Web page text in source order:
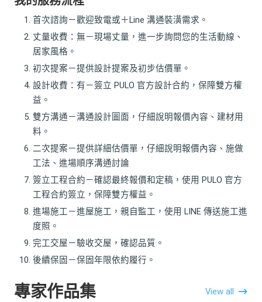
首次諮詢－歡迎致電或＋Line 溝通裝潢需求。
丈量收費：無－現場丈量，進一步詢問您的生活動線、
居家風格。
初次提案－提供設計提案及初步估價單。
設計收費：有－簽立 PULO 官方設計合約，保障雙方權
益。
雙方溝通－溝通設計圖面，仔細說明報價內容、建材用
料。
二次提案－提供詳細估價單，仔細說明報價內容、施做
工法、進場順序溝通討論
簽立工程合約－確認最終報價和定稿，使用 PULO 官方
工程合約簽立，保障雙方權益。
進場施工－進屋施工，親自監工，使用 LINE 傳送施工進
度照。
完工交屋－驗收交屋，確認品質。
後續保固－保固年限依約履行。
專家作品集 View all